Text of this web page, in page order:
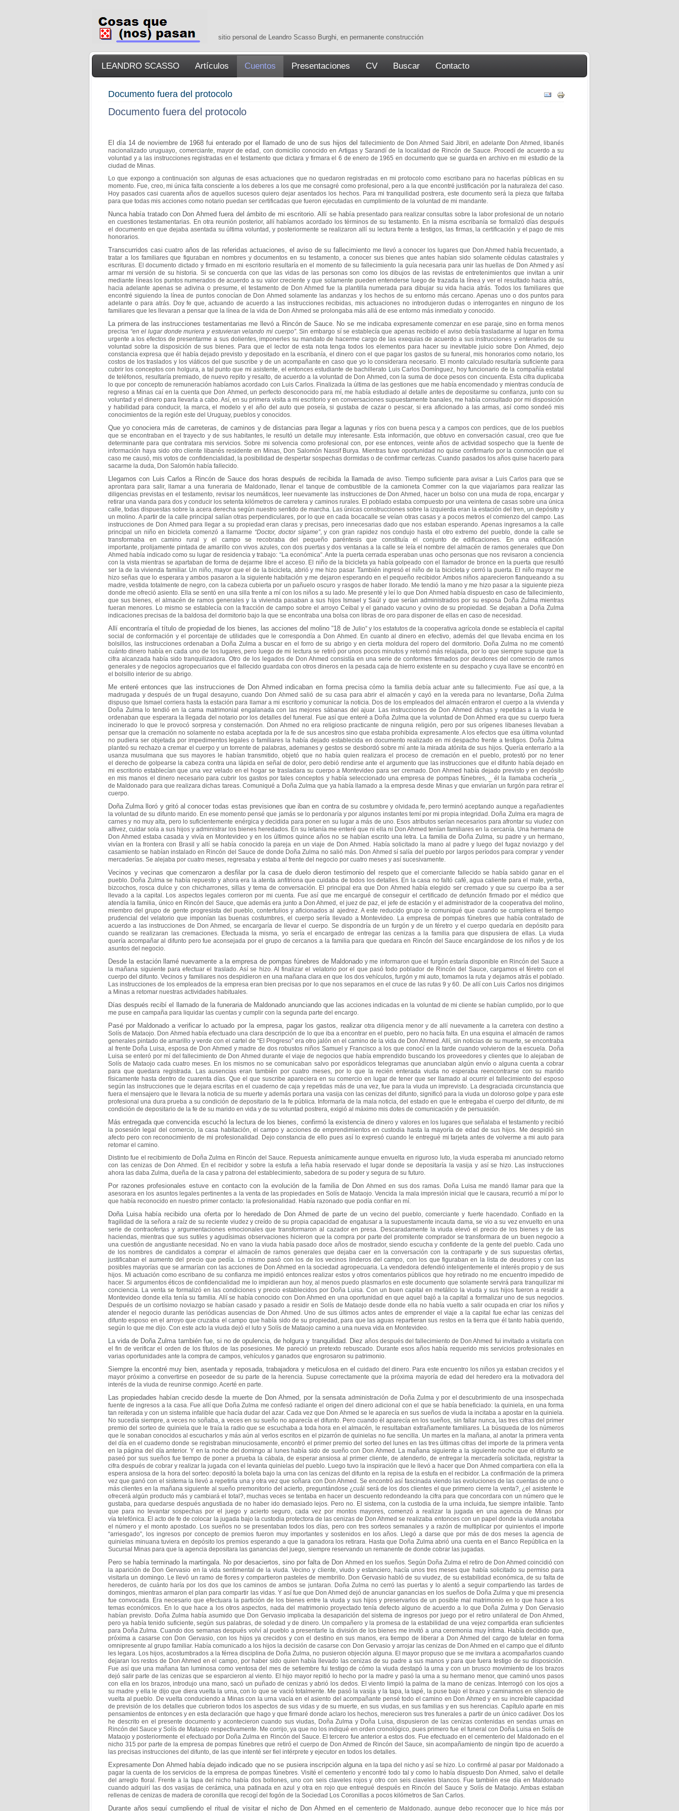
sitio personal de Leandro Scasso Burghi, en permanente construcción
LEANDRO SCASSO Artículos Cuentos Presentaciones CV Buscar Contacto
Documento fuera del protocolo
Documento fuera del protocolo
El día 14 de noviembre de 1968 fui enterado por el llamado de uno de sus hijos delfallecimiento de Don Ahmed Said Jibril, en adelante Don Ahmed, libanés
nacionalizadouruguayo, comerciante, mayor de edad, con domicilio conocido en Artigas y Sarandí de
la localidad de Rincón de Sauce. Procedí de acuerdo a su
voluntad y a las instruccionesregistradas en el testamento que dictara y firmara el 6 de enero de 1965 en documento que se guarda en archivo en mi estudio de la
ciudad de Minas.
Lo que expongo a continuación son algunas de esas actuaciones que no quedaronregistradas en mi protocolo como escribano para no hacerlas públicas en su
momento. Fue, creo, mi única falta consciente a los deberes a los que me consagré como profesional, pero a la que encontré justificación por la naturaleza del caso.
Hoypasados casi cuarenta años de aquellos sucesos quiero dejar asentados los hechos. Para mi tranquilidad postrera, este documento será la pieza que faltaba
para que todas mis acciones como notario puedan ser certificadas que fueron ejecutadas en cumplimiento de la voluntad de mi mandante.
Nunca había tratado con Don Ahmed fuera del ámbito de mi escritorio. Allí se habíapresentado para realizar consultas sobre la labor profesional de un notario
encuestiones testamentarias. En otra reunión posterior, allí habíamos acordado lostérminos de su testamento. En la misma escribanía se formalizó días después
el documento en que dejaba asentada su última voluntad, y posteriormente se realizaronallí su lectura frente a testigos, las firmas, la certificación y el pago de mis
honorarios.
Transcurridos casi cuatro años de las referidas actuaciones, el aviso de su fallecimiento me llevó a conocer los lugares que Don Ahmed había frecuentado, a
tratar a los familiares que figuraban en nombres y documentos en su testamento, a conocer sus bienes que antes habían sido solamente cédulas catastrales y
escrituras. El documentodictado y firmado en mi escritorio resultaría en el momento de su fallecimiento la guíanecesaria para unir las huellas de Don Ahmed y así
armar mi versión de su historia. Si se concuerda con que las vidas de las personas son como los dibujos de las revistas deentretenimientos que invitan a unir
mediante líneas los puntos numerados de acuerdo a su valor creciente y que solamente pueden entenderse luego de trazada la línea y ver el resultado hacia atrás,
hacia adelante apenas se adivina o presume, eltestamento de Don Ahmed fue la plantilla numerada para dibujar su vida hacia atrás. Todos los familiares que
encontré siguiendo la línea de puntos conocían de DonAhmed solamente las andanzas y los hechos de su entorno más cercano. Apenas uno o dos puntos para
adelante o para atrás. Doy fe que, actuando de acuerdo a las instrucciones recibidas, mis actuaciones no introdujeron dudas o interrogantes en ninguno de los
familiares que les llevaran a pensar que la línea de la vida de Don Ahmed se prolongaba más allá de ese entorno más inmediato y conocido.
La primera de las instrucciones testamentarias me llevó a Rincón de Sauce. No se meindicaba expresamente comenzar en ese paraje, sino en forma menos
precisa “en el lugar donde muriera y estuvieran velando mi cuerpo”. Sin embargo sí se establecíaque apenas recibido el aviso debía trasladarme al lugar en forma
urgente a los efectos de presentarme a sus dolientes, imponerles su mandato de hacerme cargo de las exequias de acuerdo a sus instrucciones y enterarlos de su
voluntad sobre la disposición de sus bienes. Para que el lector de esta nota tenga todos los elementos para hacer su inevitable juicio sobre Don Ahmed, dejo
constancia expresa que él habíadejado previsto y depositado en la escribanía, el dinero con el que pagar los gastos de su funeral, mis honorarios como notario, los
costos de los traslados y los viáticos delque suscribe y de un acompañante en caso que yo lo considerara necesario. El monto calculado resultaría suficiente para
cubrir los conceptos con holgura, a tal punto que mi asistente, el entonces estudiante de bachillerato Luis Carlos Domínguez, hoyfuncionario de la compañía estatal
de teléfonos, resultaría premiado, de nuevo repito y resalto, de acuerdo a la voluntad de Don Ahmed, con la suma de doce pesos con cincuenta. Esta cifra duplicaba
lo que por concepto de remuneración habíamosacordado con Luis Carlos. Finalizada la última de las gestiones que me habíaencomendado y mientras conducía de
regreso a Minas caí en la cuenta que Don Ahmed, un perfecto desconocido para mí, me había estudiado al detalle antes de depositarme su confianza, junto con su
voluntad y el dinero para llevarla a cabo. Así, en su primera visita a mi escritorio y en conversaciones supuestamente banales, me había consultado por mi disposición
y habilidad para conducir, la marca, el modelo y el año del auto que poseía, si gustaba de cazar o pescar, si era aficionado a las armas, así como sondeó mis
conocimientos de la región este del Uruguay, pueblos y conocidos.
Que yo conociera más de carreteras, de caminos y de distancias para llegar a lagunas yríos con buena pesca y a campos con perdices, que de los pueblos
que se encontrabanen el trayecto y de sus habitantes, le resultó un detalle muy interesante. Esta información, que obtuvo en conversación casual, creo que fue
determinante para quecontratara mis servicios. Sobre mi solvencia como profesional con, por ese entonces, veinte años de actividad sospecho que la fuente de
información haya sido otro cliente libanés residente en Minas, Don Salomón Nassif Burya. Mientras tuve oportunidad no quise confirmarlo por la conmoción que el
caso me causó, mis votos de confidencialidad, la posibilidad de despertar sospechas dormidas o de confirmarcertezas. Cuando pasados los años quise hacerlo para
sacarme la duda, Don Salomón había fallecido.
Llegamos con Luis Carlos a Rincón de Sauce dos horas después de recibida la llamadade aviso. Tiempo suficiente para avisar a Luis Carlos para que se
aprontara para salir,
llamar a una funeraria de Maldonado, llenar el tanque de combustible de la camionetaCommer con la que viajaríamos para realizar las
diligencias previstas en el testamento, revisar los neumáticos, leer nuevamente las instrucciones de Don Ahmed, hacer un bolso con una muda de ropa, encargar y
retirar una vianda para dos y conducir lossetenta kilómetros de carretera y caminos rurales. El poblado estaba compuesto por una veintena de casas sobre una única
calle, todas dispuestas sobre la acera derecha según nuestro sentido de marcha. Las únicas construcciones sobre la izquierda eran la estación del tren, un depósito y
un molino. A partir de la calle principal salían otrasperpendiculares, por lo que en cada bocacalle se veían otras casas y a pocos metros el comienzo del campo. Las
instrucciones de Don Ahmed para llegar a su propiedad eranclaras y precisas, pero innecesarias dado que nos estaban esperando. Apenas ingresamos a la calle
principal un niño en bicicleta comenzó a llamarme “Doctor, doctor sígame”, y con gran rapidez nos condujo hasta el otro extremo del pueblo, donde la calle se
transformaba en camino rural y el campo se recobraba del pequeño paréntesis que constituía el conjunto de edificaciones. En una edificación
importante,prolijamente pintada de amarillo con vivos azules, con dos puertas y dos ventanas a la calle se leía el nombre del almacén de ramos generales que Don
Ahmed había indicado como su lugar de residencia y trabajo: “La económica”. Ante la puerta cerrada esperaban unas ocho personas que nos revisaron a conciencia
con la vista mientras seapartaban de forma de dejarme libre el acceso. El niño de la bicicleta ya habíagolpeado con el llamador de bronce en la puerta que resultó
ser la de la vivienda familiar. Un niño, mayor que el de la bicicleta, abrió y me hizo pasar. También ingresóel niño de la bicicleta y cerró la puerta. El niño mayor me
hizo señas que lo esperara yambos pasaron a la siguiente habitación y me dejaron esperando en el pequeño recibidor. Ambos niños aparecieron flanqueando a su
madre, vestida totalmente denegro, con la cabeza cubierta por un pañuelo oscuro y rasgos de haber llorado. Metendió la mano y me hizo pasar a la siguiente pieza
donde me ofreció asiento. Ella sesentó en una silla frente a mí con los niños a su lado. Me presenté y leí lo que Don Ahmed había dispuesto en caso de fallecimiento,
que sus bienes, el almacén de ramosgenerales y la vivienda pasaban a sus hijos Ismael y Saúl y que serían administradospor su esposa Doña Zulma mientras
fueran menores. Lo mismo se establecía con lafracción de campo sobre el arroyo Ceibal y el ganado vacuno y ovino de su propiedad.Se dejaban a Doña Zulma
indicaciones precisas de la baldosa del dormitorio bajo la que se encontraba una bolsa con libras de oro para disponer de ellas en caso de necesidad.
Allí encontraría el título de propiedad de los bienes, las acciones del molino “18 de Julio” y los estatutos de la cooperativa agrícola donde se establecía el capital
social deconformación y el porcentaje de utilidades que le correspondía a Don Ahmed. En cuanto al dinero en efectivo, además del que llevaba encima en los
bolsillos, las instrucciones ordenaban a Doña Zulma a buscar en el forro de su abrigo y en cierta moldura del ropero del dormitorio. Doña Zulma no me comentó
cuánto dinero habíaen cada uno de los lugares, pero luego de mi lectura se retiró por unos pocos minutosy retornó más relajada, por lo que siempre supuse que la
cifra alcanzada había sidotranquilizadora. Otro de los legados de Don Ahmed consistía en una serie deconformes firmados por deudores del comercio de ramos
generales y de negociosagropecuarios que el fallecido guardaba con otros dineros en la pesada caja de hierroexistente en su despacho y cuya llave se encontró en
el bolsillo interior de su abrigo.
Me enteré entonces que las instrucciones de Don Ahmed indicaban en forma precisacómo la familia debía actuar ante su fallecimiento. Fue así que, a la
madrugada ydespués de un frugal desayuno, cuando Don Ahmed salió de su casa para abrir el almacén y cayó en la vereda para no levantarse, Doña Zulma
dispuso que Ismael corriera hasta la estación para llamar a mi escritorio y comunicar la noticia. Dos de losempleados del almacén entraron el cuerpo a la vivienda y
Doña Zulma lo tendió en lacama matrimonial engalanada con las mejores sábanas del ajuar. Las instrucciones de Don Ahmed dichas y repetidas a la viuda le
ordenaban que esperara la llegada del notario por los detalles del funeral. Fue así que enteré a Doña Zulma que la voluntad de Don Ahmed era que su cuerpo fuera
incinerado lo que le provocó sorpresa y consternación. Don Ahmed no era religioso practicante de ninguna religión, pero por sus orígenes libaneses llevaban a
pensar que la cremación no solamente no estaba aceptada por la fe de sus ancestros sino que estaba prohibida expresamente. A losefectos que esa última voluntad
no pudiera ser objetada por impedimentos legales ofamiliares la había dejado establecida en documento realizado en mi despacho frente atestigos. Doña Zulma
planteó su rechazo a cremar el cuerpo y un torrente de palabras,ademanes y gestos se desbordó sobre mí ante la mirada atónita de sus hijos. Queríaenterrarlo a la
usanza musulmana que sus mayores le habían transmitido, objetó que no había quien realizara el proceso de cremación en el pueblo, protestó por no tener
el derecho de golpearse la cabeza contra una lápida en señal de dolor, pero debió rendirse ante el argumento que las instrucciones que el difunto había dejado en
mi escritorio establecían que una vez velado en el hogar se trasladara su cuerpo a Montevideo para ser cremado. Don Ahmed había dejado previsto y en depósito
enmis manos el dinero necesario para cubrir los gastos por tales conceptos y había seleccionado una empresa de pompas fúnebres, _ él la llamaba cochería _,
de Maldonado para que realizara dichas tareas. Comuniqué a Doña Zulma que ya había
llamado a la empresa desde Minas y que enviarían un furgón para retirar el
cuerpo.
Doña Zulma lloró y gritó al conocer todas estas previsiones que iban en contra de sucostumbre y olvidada fe, pero terminó aceptando aunque a regañadientes
la voluntad de su difunto marido. En ese momento pensé que jamás se lo perdonaría y poralgunos instantes temí por mi propia integridad. Doña Zulma era magra de
carnes y no muy alta, pero lo suficientemente enérgica y decidida para poner en su lugar a más deuno. Esos atributos serían necesarios para afrontar su viudez con
altivez, cuidar sola a sus hijos y administrar los bienes heredados. En su letanía me enteré que ni ella ni Don Ahmed tenían familiares en la cercanía. Una hermana de
Don Ahmed estabacasada y vivía en Montevideo y en los últimos quince años no se habían escrito una letra. La familia de Doña Zulma, su padre y un hermano,
vivían en la frontera con Brasil y allí se había conocido la pareja en un viaje de Don Ahmed. Había solicitado la mano al padre y luego del fugaz noviazgo y del
casamiento se habían instalado en Rincón del Sauce de donde Doña Zulma no salió más. Don Ahmed sí salía del pueblopor largos períodos para comprar y vender
mercaderías. Se alejaba por cuatro meses, regresaba y estaba al frente del negocio por cuatro meses y así sucesivamente.
Vecinos y vecinas que comenzaron a desfilar por la casa de duelo dieron testimonio del respeto que el comerciante fallecido se había sabido ganar en el
pueblo. Doña Zulmase había repuesto y ahora era la atenta anfitriona que cuidaba de todos los detalles. En la casa no faltó café, agua caliente para el mate, yerba,
bizcochos, rosca dulce y conchicharrones, sillas y tema de conversación. El principal era que Don Ahmed habíaelegido ser cremado y que su cuerpo iba a ser
llevado a la capital. Los aspectos legales corrieron por mi cuenta. Fue así que me encargué de conseguir el certificado dedefunción firmado por el médico que
atendía la familia, único en Rincón del Sauce, queademás era junto a Don Ahmed, el juez de paz, el jefe de estación y el administradorde la cooperativa del molino,
miembro del grupo de gente progresista del pueblo, contertulios y aficionados al ajedrez. A este reducido grupo le comuniqué que cuando se cumpliera el tiempo
prudencial del velatorio que imponían las buenas costumbres, el cuerpo sería llevado a Montevideo. La empresa de pompas fúnebres que habíacontratado de
acuerdo a las instrucciones de Don Ahmed, se encargaría de llevar el cuerpo. Se dispondría de un furgón y de un féretro y el cuerpo quedaría en depósitopara
cuando se realizaran las cremaciones. Efectuada la misma, yo sería el encargadode entregar las cenizas a la familia para que dispusiera de ellas. La viuda
quería acompañar al difunto pero fue aconsejada por el grupo de cercanos a la familia para que quedara en Rincón del Sauce encargándose de los niños y de los
asuntos del negocio.
Desde la estación llamé nuevamente a la empresa de pompas fúnebres de Maldonadoy me informaron que el furgón estaría disponible en Rincón del Sauce a
la mañana siguiente para efectuar el traslado. Así se hizo. Al finalizar el velatorio por el que pasótodo poblador de Rincón del Sauce, cargamos el féretro con el
cuerpo del difunto.Vecinos y familiares nos despidieron en una mañana clara en que los dos vehículos, furgón y mi auto, tomamos la ruta y dejamos atrás el poblado.
Las instrucciones de los empleados de la empresa eran bien precisas por lo que nos separamos en el cruce de las rutas 9 y 60. De allí con Luis Carlos nos dirigimos
a Minas a retomar nuestras actividades habituales.
Días después recibí el llamado de la funeraria de Maldonado anunciando que las acciones indicadas en la voluntad de mi cliente se habían cumplido, por lo que
me puse en campaña para liquidar las cuentas y cumplir con la segunda parte del encargo.
Pasé por Maldonado a verificar lo actuado por la empresa, pagar los gastos, realizarotra diligencia menor y de allí nuevamente a la carretera con destino a
Solís de Mataojo. Don Ahmed había efectuado una clara descripción de lo que iba a encontraren el pueblo, pero no hacía falta. En una esquina el almacén de ramos
generales pintado de amarillo y verde con el cartel de “El Progreso” era otro jalón en el camino de la vida de Don Ahmed. Allí, sin noticias de su muerte, se encontraba
al frente Doña Luisa, esposa de Don Ahmed y madre de dos robustos niños Samuel y Francisco a losque conocí en la tarde cuando volvieron de la escuela. Doña
Luisa se enteró por mí delfallecimiento de Don Ahmed durante el viaje de negocios que había emprendido buscando los proveedores y clientes que lo alejaban de
Solís de Mataojo cada cuatromeses. En los mismos no se comunicaban salvo por esporádicos telegramas que anunciaban algún envío o alguna cuenta a cobrar
para que quedara registrada. Lasausencias eran también por cuatro meses, por lo que la recién enterada viuda noesperaba reencontrarse con su marido
físicamente hasta dentro de cuarenta días. Que el que suscribe apareciera en su comercio en lugar de tener que ser llamado al ocurrir el fallecimiento del esposo
según las instrucciones que le dejara escritas en el cuaderno de caja y repetidas más de una vez, fue para la viuda un imprevisto. Ladesgraciada circunstancia que
fuera el mensajero que le llevara la noticia de su muertey además portara una vasija con las cenizas del difunto, significó para la viuda un doloroso golpe y para este
profesional una dura prueba a su condición de depositario de la fe pública. Informarla de la mala noticia, del estado en que le entregaba elcuerpo del difunto, de mi
condición de depositario de la fe de su marido en vida y de su voluntad postrera, exigió al máximo mis dotes de comunicación y de persuasión.
Más entregada que convencida escuchó la lectura de los bienes, confirmó la existenciade dinero y valores en los lugares que señalaba el testamento y recibió
la posesión legal del comercio, la casa habitación, el campo y acciones de emprendimientos encustodia hasta la mayoría de edad de sus hijos. Me despidió sin
afecto pero conreconocimiento de mi profesionalidad. Dejo constancia de ello pues así lo expresócuando le entregué mi tarjeta antes de volverme a mi auto para
retomar el camino.
Distinto fue el recibimiento de Doña Zulma en Rincón del Sauce. Repuesta anímicamente aunque envuelta en riguroso luto, la viuda esperaba mi anunciadoretorno
con las cenizas de Don Ahmed. En el recibidor y sobre la estufa a leña había reservado el lugar donde se depositaría la vasija y así se hizo. Las instrucciones
ahora las daba Zulma, dueña de la casa y patrona del establecimiento, sabedora de su poder y segura de su futuro.
Por razones profesionales estuve en contacto con la evolución de la familia de DonAhmed en sus dos ramas. Doña Luisa me mandó llamar para que la
asesorara en los asuntos legales pertinentes a la venta de las propiedades en Solís de Mataojo. Vencida la mala impresión inicial que le causara, recurrió a mí por lo
que había reconocido en nuestro primer contacto: la profesionalidad. Había razonado que podía confiar en mí.
Doña Luisa había recibido una oferta por lo heredado de Don Ahmed de parte de un vecino del pueblo, comerciante y fuerte hacendado. Confiado en la
fragilidad de laseñora a raíz de su reciente viudez y creído de su propia capacidad de engatusar a lasupuestamente incauta dama, se vio a su vez envuelto en una
serie de contraofertas y argumentaciones emocionales que transformaron al cazador en presa. Descaradamente la viuda elevó el precio de los bienes y de las
haciendas, mientras quesus sutiles y agudísimas observaciones hicieron que la compra por parte delpromitente comprador se transformara de un buen negocio a
una cuestión de angustiante necesidad. No en vano la viuda había pasado doce años de mostrador,siendo escucha y confidente de la gente del pueblo. Cada uno
de los nombres de candidatos a comprar el almacén de ramos generales que dejaba caer en laconversación con la contraparte y de sus supuestas ofertas,
justificaban el aumentodel precio que pedía. Lo mismo pasó con los de los vecinos linderos del campo, con los que figuraban en la lista de deudores y con las
posibles mayorías que se armarían con las acciones de Don Ahmed en la sociedad agropecuaria. La vendedora defendió inteligentemente el interés propio y de sus
hijos. Mi actuación como escribano de suconfianza me impidió entonces realizar estos y otros comentarios públicos que hoyretirado no me encuentro impedido de
hacer. Si argumentos éticos deconfidencialidad me lo impidieran aun hoy, al menos puedo plasmarlos en estedocumento que solamente servirá para tranquilizar mi
conciencia. La venta se formalizó en las condiciones y precio establecidos por Doña Luisa. Con un buen capital en metálico la viuda y sus hijos fueron a residir a
Montevideo donde ella tenía sufamilia. Allí se había conocido con Don Ahmed en una oportunidad en que aquel bajóa la capital a formalizar uno de sus negocios.
Después de un cortísimo noviazgo se habían casado y pasado a residir en Solís de Mataojo desde donde ella no había vuelto a salir ocupada en criar los niños y
atender el negocio durante las periódicas ausenciasde Don Ahmed. Uno de sus últimos actos antes de emprender el viaje a la capital fueechar las cenizas del
difunto esposo en el arroyo que cruzaba el campo que había sido de su propiedad, para que las aguas repartieran sus restos en la tierra que él tanto había querido,
según lo que me dijo. Con este acto la viuda dejó el luto y Solís de Mataojo camino a una nueva vida en Montevideo.
La vida de Doña Zulma también fue, si no de opulencia, de holgura y tranquilidad. Diez años después del fallecimiento de Don Ahmed fui invitado a visitarla con
el fin deverificar el orden de los títulos de las posesiones. Me pareció un pretexto rebuscado. Durante esos años había requerido mis servicios profesionales en
varias oportunidades ante la compra de campos, vehículos y ganados que engrosaron su patrimonio.
Siempre la encontré muy bien, asentada y reposada, trabajadora y meticulosa en elcuidado del dinero. Para este encuentro los niños ya estaban crecidos y el
mayorpróximo a convertirse en poseedor de su parte de la herencia. Supuse correctamente que la próxima mayoría de edad del heredero era la motivadora del
interés de la viuda de reunirse conmigo. Acerté en parte.
Las propiedades habían crecido desde la muerte de Don Ahmed, por la sensataadministración de Doña Zulma y por el descubrimiento de una insospechada
fuente deingresos a la casa. Fue allí que Doña Zulma me confesó radiante el origen del dineroadicional con el que se había beneficiado: la quiniela, en una forma
tan reiterada y conun sistema infalible que hacía dudar del azar. Cada vez que Don Ahmed se le aparecía en sus sueños de viuda la incitaba a apostar en la quiniela.
No sucedía siempre, aveces no soñaba, a veces en su sueño no aparecía el difunto. Pero cuando él aparecíaen los sueños, sin fallar nunca, las tres cifras del primer
premio del sorteo de quinielaque le traía la radio que se escuchaba a toda hora en el almacén, le resultaban extrañamente familiares. La búsqueda de los números
que le sonaban conocidos alescucharlos y más aún al verlos escritos en el pizarrón de quinielas no fue sencilla. Un martes en la mañana, al anotar la primera venta
del día en el cuaderno donde se registraban minuciosamente, encontró el primer premio del sorteo del lunes en las tres últimas cifras del importe de la primera venta
en la página del día anterior. Y en lanoche del domingo al lunes había sido de sueño con Don Ahmed. La mañana siguientea la siguiente noche que el difunto se
paseó por sus sueños fue tiempo de poner a prueba la cábala, de esperar ansiosa al primer cliente, de atenderlo, de entregar lamercadería solicitada, registrar la
cifra después de cobrar y realizar la jugada con el
levanta quinielas del pueblo. Luego tuvo la inspiración que le llevó a hacer que Don Ahmed compartiera con ella la
espera ansiosa de la hora del sorteo: depositó la boleta bajo la urna con las cenizas del difunto en la repisa de la estufa en el recibidor. La confirmación de la primera
vez que ganó con el sistema la llevó a repetirla una y otravez que soñara con Don Ahmed. Se encontró así fascinada viendo las evoluciones de las cuentas de uno o
más clientes en la mañana siguiente al sueño premonitorio delacierto, preguntándose ¿cuál será de los dos clientes el que primero cierre la venta?,¿el asistente le
ofrecerá algún producto más y cambiará el total?, muchas veces setentaba en hacer un descuento redondeando la cifra para que concordara con unnúmero que le
gustaba, para quedarse después angustiada de no haber ido demasiado lejos. Pero no. El sistema, con la custodia de la urna incluida, fue siempre infalible.Tanto
que para no levantar sospechas por el juego y acierto seguro, cada vez por montos mayores, comenzó a realizar la jugada en una agencia de Minas por
víatelefónica. El acto de fe de colocar la jugada bajo la custodia protectora de las cenizasde Don Ahmed se realizaba entonces con un papel donde la viuda anotaba
el número y el monto apostado. Los sueños no se presentaban todos los días, pero con tressorteos semanales y a razón de multiplicar por quinientos el importe
“arriesgado”, los ingresos por concepto de premios fueron muy importantes y sostenidos en los años. Llegó a darse que por más de dos meses la agencia de
quinielas minuana tuviera en depósito los premios esperando a que la ganadora los retirara. Hasta que Doña Zulmaabrió una cuenta en el Banco República en la
Sucursal Minas para que la agencia depositara las ganancias del juego, siempre reservando un remanente de donde cobrar las jugadas.
Pero se había terminado la martingala. No por desaciertos, sino por falta de Don Ahmed en los sueños. Según Doña Zulma el retiro de Don Ahmed coincidió con
laaparición de Don Gervasio en la vida sentimental de la viuda. Vecino y cliente, viudo y estanciero, hacía unos tres meses que había solicitado su permiso para
visitarla un domingo. Le llevó un ramo de flores y compartieron pasteles de membrillo. Don Gervasio habló de su viudez, de su estabilidad económica, de su falta de
herederos, de cuánto haría por los dos que los caminos de ambos se juntaran. Doña Zulma no cerró las puertas y lo alentó a seguir compartiendo las tardes de
domingos, mientrasarmaron el plan para compartir las vidas. Y así fue que Don Ahmed dejó de anunciarganancias en los sueños de Doña Zulma y que mi presencia
fue convocada. Era necesario que efectuara la partición de los bienes entre la viuda y sus hijos y preservarlos de un posible mal matrimonio en lo que hace a los
temas económicos. En lo que hace a los otros aspectos, nada del matrimonio proyectado tenía defecto alguno de acuerdo a lo que Doña Zulma y Don Gervasio
habían previsto. Doña Zulma había asumido que Don Gervasio implicaba la desaparición del sistema de ingresos por juegopor el retiro unilateral de Don Ahmed,
pero ya había tenido suficiente, según suspalabras, de soledad y de dinero. Un compañero y la promesa de la estabilidad de una vejez compartida eran suficientes
para Doña Zulma. Cuando dos semanas despuésvolví al pueblo a presentarle la división de los bienes me invitó a una ceremonia muy íntima. Había decidido que,
próxima a casarse con Don Gervasio, con los hijos yacrecidos y con el destino en sus manos, era tiempo de liberar a Don Ahmed del cargode tutelar en forma
omnipresente al grupo familiar. Había comunicado a los hijos ladecisión de casarse con Don Gervasio y arrojar las cenizas de Don Ahmed en el campo que el difunto
les legara. Los hijos, acostumbrados a la férrea disciplina de DoñaZulma, no pusieron objeción alguna. El mayor propuso que se me invitara a acompañarlos cuando
dejaran los restos de Don Ahmed en el campo, por haber sido quien había llevado las cenizas de su padre a sus manos y para que fuera testigo de sudisposición.
Fue así que una mañana tan luminosa como ventosa del mes de setiembre fui testigo de cómo la viuda destapó la urna y con un brusco movimiento de los brazos
dejó salir parte de las cenizas que se esparcieron al viento. El hijo mayorrepitió lo hecho por la madre y pasó la urna a su hermano menor, que caminó unospasos
con ella en los brazos, introdujo una mano, sacó un puñado de cenizas y abrió los dedos. El viento limpió la palma de la mano de cenizas. Interrogó con los ojos a
sumadre y ella le dijo que diera vuelta la urna, con lo que se vació totalmente. Me pasó la vasija y la tapa, la tapé, la puse bajo el brazo y caminamos en silencio de
vuelta al pueblo. De vuelta conduciendo a Minas con la urna vacía en el asiento del acompañante pensé todo el camino en Don Ahmed y en su increíble capacidad
deprevisión de los detalles que cubrieron todos los aspectos de sus vidas y de su muerte, en sus viudas, en sus familias y en sus herencias. Capítulo aparte en mis
pensamientosde entonces y en esta declaración que hago y que firmaré donde aclaro los hechos,merecieron sus tres funerales a partir de un único cadáver. Dos los
he descrito en el presente documento y acontecieron cuando sus viudas, Doña Zulma y Doña Luisa, dispusieron de las cenizas contenidas en sendas urnas en
Rincón del Sauce y Solís de Mataojo respectivamente. Me corrijo, ya que no los indiqué en orden cronológico,pues primero fue el funeral con Doña Luisa en Solís de
Mataojo y posteriormente el efectuado por Doña Zulma en Rincón del Sauce. El tercero fue anterior a estos dos. Fue efectuado en el cementerio del Maldonado en el
nicho 315 por parte de la empresa de pompas fúnebres que retiró el cuerpo de Don Ahmed de Rincón del Sauce, sin acompañamiento de ningún tipo de acuerdo a
las precisas instrucciones del difunto, de las que intenté ser fiel intérprete y ejecutor en todos los detalles.
Expresamente Don Ahmed había dejado indicado que no se pusiera inscripción alguna en la tapa del nicho y así se hizo. Lo confirmé al pasar por Maldonado a
pagar lacuenta de los servicios de la empresa de pompas fúnebres. Visité el cementerio yencontré todo tal y como lo había dispuesto Don Ahmed, salvo el detalle
del arreglo floral. Frente a la tapa del nicho había dos bollones, uno con seis claveles rojos y otro con seis claveles blancos. Fue también ese día en Maldonado
cuando adquirí las dosvasijas de cerámica, una patinada en azul y otra en rojo que entregué después en Rincón del Sauce y Solís de Mataojo. Ambas estaban
rellenas de cenizas de madera de coronilla que recogí del fogón de la Sociedad Los Coronillas a pocos kilómetros de San Carlos.
Durante años seguí cumpliendo el ritual de visitar el nicho de Don Ahmed en elcementerio de Maldonado, aunque debo reconocer que lo hice más por